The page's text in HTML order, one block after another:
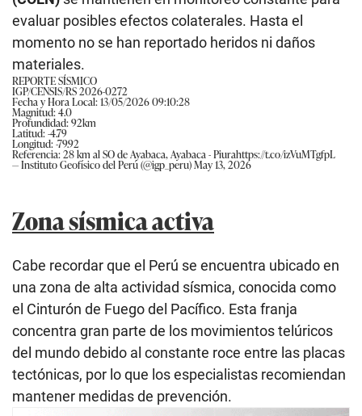
evaluar posibles efectos colaterales. Hasta el
momento no se han reportado heridos ni daños
materiales.
REPORTE SÍSMICO
IGP/CENSIS/RS 2026-0272
Fecha y Hora Local: 13/05/2026 09:10:28
Magnitud: 4.0
Profundidad: 92km
Latitud: -4.79
Longitud: -79.92
Referencia: 28 km al SO de Ayabaca, Ayabaca - Piurahttps://t.co/izVuMTgfpL
— Instituto Geofísico del Perú (@igp_peru)May 13, 2026
Zona sísmica activa
Cabe recordar que el Perú se encuentra ubicado en
una zona de alta actividad sísmica, conocida como
el Cinturón de Fuego del Pacífico. Esta franja
concentra gran parte de los movimientos telúricos
del mundo debido al constante roce entre las placas
tectónicas, por lo que los especialistas recomiendan
mantener medidas de prevención.